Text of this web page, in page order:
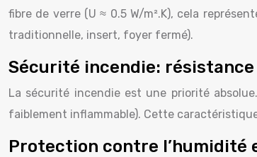
fibre de verre (U ≈ 0.5 W/m².K), cela
traditionnelle, insert, foyer fermé).
Sécurité incendie: résistance
La sécurité incendie est une priorité
faiblement inflammable). Cette
Protection contre l’humidité